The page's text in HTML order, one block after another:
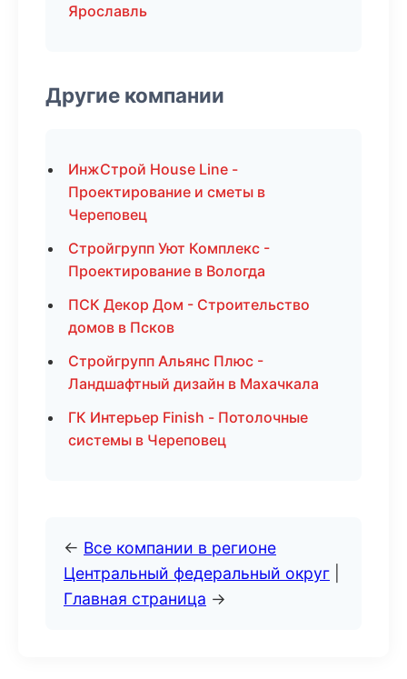
Ярославль
Другие компании
ИнжСтрой House Line -
Проектирование и сметы в
Череповец
Стройгрупп Уют Комплекс -
Проектирование в Вологда
ПСК Декор Дом - Строительство
домов в Псков
Стройгрупп Альянс Плюс -
Ландшафтный дизайн в Махачкала
ГК Интерьер Finish - Потолочные
системы в Череповец
← Все компании в регионе
Центральный федеральный округ
Главная страница →